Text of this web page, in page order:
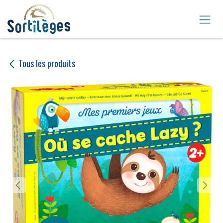
Se rendre au contenu
Tous les produits